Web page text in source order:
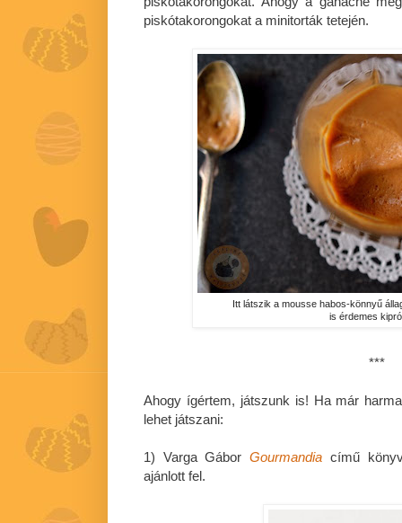
piskótakorongokat a minitorták tetején.
Itt látszik a mousse habos-könnyű
is érdemes
***
Ahogy ígértem, játszunk is! Ha már
lehet játszani:
1) Varga GáborGourmandia című
ajánlott fel.